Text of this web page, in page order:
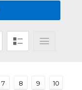
7 8 9 10